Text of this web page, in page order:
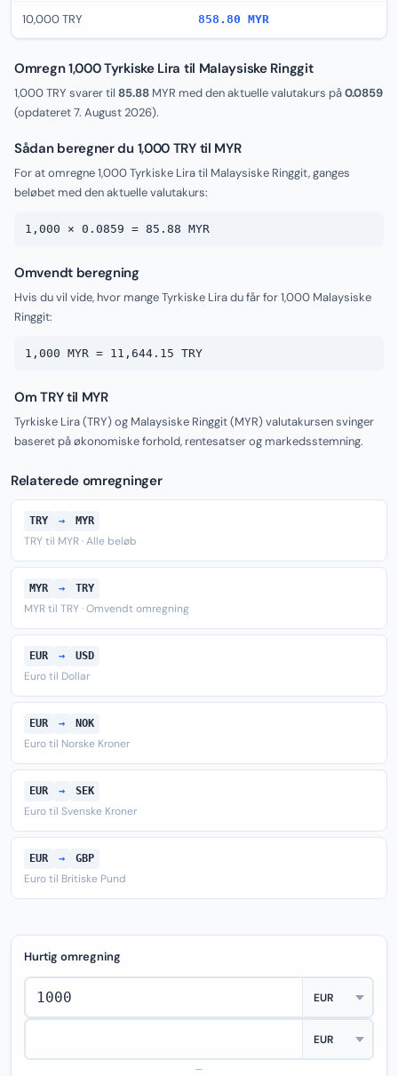
10,000 TRY 858.80 MYR
Omregn 1,000 Tyrkiske Lira til Malaysiske Ringgit
1,000 TRY svarer til 85.88 MYR med den aktuelle valutakurs på0.0859
(opdateret7. August 2026).
Sådan beregner du 1,000 TRY til MYR
For at omregne 1,000 Tyrkiske Lira til Malaysiske Ringgit, ganges
beløbet med den aktuelle valutakurs:
1,000 × 0.0859 = 85.88 MYR
Omvendt beregning
Hvis du vil vide, hvor mange Tyrkiske Lira du får for 1,000 Malaysiske
Ringgit:
1,000 MYR = 11,644.15 TRY
Om TRY til MYR
Tyrkiske Lira (TRY) og Malaysiske Ringgit (MYR) valutakursen svinger
baseret på økonomiske forhold, rentesatser og markedsstemning.
Relaterede omregninger
TRY → MYR
TRY til MYR · Alle beløb
MYR → TRY
MYR til TRY · Omvendt omregning
EUR → USD
Euro til Dollar
EUR → NOK
Euro til Norske Kroner
EUR → SEK
Euro til Svenske Kroner
EUR → GBP
Euro til Britiske Pund
Hurtig omregning
—